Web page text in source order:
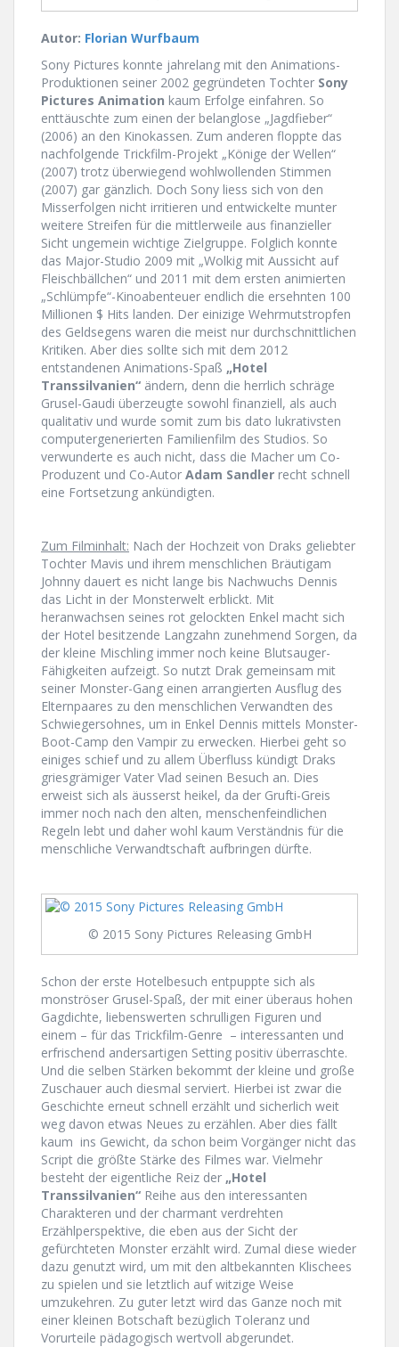
Autor: Florian Wurfbaum
Sony Pictures konnte jahrelang mit den Animations-
Produktionen seiner 2002 gegründeten Tochter Sony
Pictures Animation kaum Erfolge einfahren. So
enttäuschte zum einen der belanglose „Jagdfieber“
(2006) an den Kinokassen. Zum anderen floppte das
nachfolgende Trickfilm-Projekt „Könige der Wellen“
(2007) trotz überwiegend wohlwollenden Stimmen
(2007) gar gänzlich. Doch Sony liess sich von den
Misserfolgen nicht irritieren und entwickelte munter
weitere Streifen für die mittlerweile aus finanzieller
Sicht ungemein wichtige Zielgruppe. Folglich konnte
das Major-Studio 2009 mit „Wolkig mit Aussicht auf
Fleischbällchen“ und 2011 mit dem ersten animierten
„Schlümpfe“-Kinoabenteuer endlich die ersehnten 100
Millionen $ Hits landen. Der einizige Wehrmutstropfen
des Geldsegens waren die meist nur durchschnittlichen
Kritiken. Aber dies sollte sich mit dem 2012
entstandenen Animations-Spaß „Hotel
Transsilvanien“ ändern, denn die herrlich schräge
Grusel-Gaudi überzeugte sowohl finanziell, als auch
qualitativ und wurde somit zum bis dato lukrativsten
computergenerierten Familienfilm des Studios. So
verwunderte es auch nicht, dass die Macher um Co-
Produzent und Co-Autor Adam Sandler recht schnell
eine Fortsetzung ankündigten.
Zum Filminhalt: Nach der Hochzeit von Draks geliebter
Tochter Mavis und ihrem menschlichen Bräutigam
Johnny dauert es nicht lange bis Nachwuchs Dennis
das Licht in der Monsterwelt erblickt. Mit
heranwachsen seines rot gelockten Enkel macht sich
der Hotel besitzende Langzahn zunehmend Sorgen, da
der kleine Mischling immer noch keine Blutsauger-
Fähigkeiten aufzeigt. So nutzt Drak gemeinsam mit
seiner Monster-Gang einen arrangierten Ausflug des
Elternpaares zu den menschlichen Verwandten des
Schwiegersohnes, um in Enkel Dennis mittels Monster-
Boot-Camp den Vampir zu erwecken. Hierbei geht so
einiges schief und zu allem Überfluss kündigt Draks
griesgrämiger Vater Vlad seinen Besuch an. Dies
erweist sich als äusserst heikel, da der Grufti-Greis
immer noch nach den alten, menschenfeindlichen
Regeln lebt und daher wohl kaum Verständnis für die
menschliche Verwandtschaft aufbringen dürfte.
© 2015 Sony Pictures Releasing GmbH
Schon der erste Hotelbesuch entpuppte sich als
monströser Grusel-Spaß, der mit einer überaus hohen
Gagdichte, liebenswerten schrulligen Figuren und
einem – für das Trickfilm-Genre – interessanten und
erfrischend andersartigen Setting positiv überraschte.
Und die selben Stärken bekommt der kleine und große
Zuschauer auch diesmal serviert. Hierbei ist zwar die
Geschichte erneut schnell erzählt und sicherlich weit
weg davon etwas Neues zu erzählen. Aber dies fällt
kaum ins Gewicht, da schon beim Vorgänger nicht das
Script die größte Stärke des Filmes war. Vielmehr
besteht der eigentliche Reiz der „Hotel
Transsilvanien“ Reihe aus den interessanten
Charakteren und der charmant verdrehten
Erzählperspektive, die eben aus der Sicht der
gefürchteten Monster erzählt wird. Zumal diese wieder
dazu genutzt wird, um mit den altbekannten Klischees
zu spielen und sie letztlich auf witzige Weise
umzukehren. Zu guter letzt wird das Ganze noch mit
einer kleinen Botschaft bezüglich Toleranz und
Vorurteile pädagogisch wertvoll abgerundet.